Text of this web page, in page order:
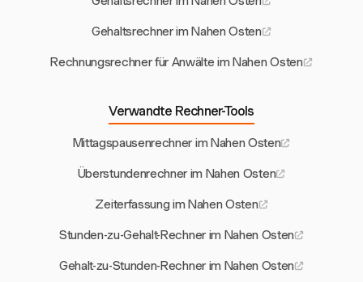
Gehaltsrechner im Nahen Osten
Rechnungsrechner für Anwälte im Nahen Osten
Verwandte Rechner-Tools
Mittagspausenrechner im Nahen Osten
Überstundenrechner im Nahen Osten
Zeiterfassung im Nahen Osten
Stunden-zu-Gehalt-Rechner im Nahen Osten
Gehalt-zu-Stunden-Rechner im Nahen Osten